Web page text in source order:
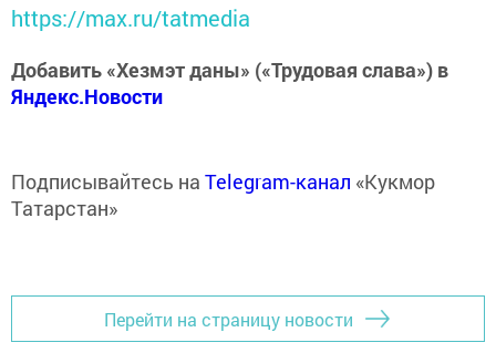
https://max.ru/tatmedia
Добавить «Хезмэт даны» («Трудовая слава») в
Яндекс.Новости
Подписывайтесь на Telegram-канал «Кукмор
Татарстан»
Перейти на страницу новости